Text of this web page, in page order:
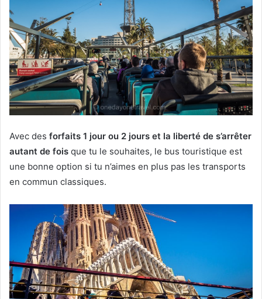
Avec des forfaits 1 jour ou 2 jours et la liberté de s’arrêter
autant de fois que tu le souhaites, le bus touristique est
une bonne option si tu n’aimes en plus pas les transports
en commun classiques.